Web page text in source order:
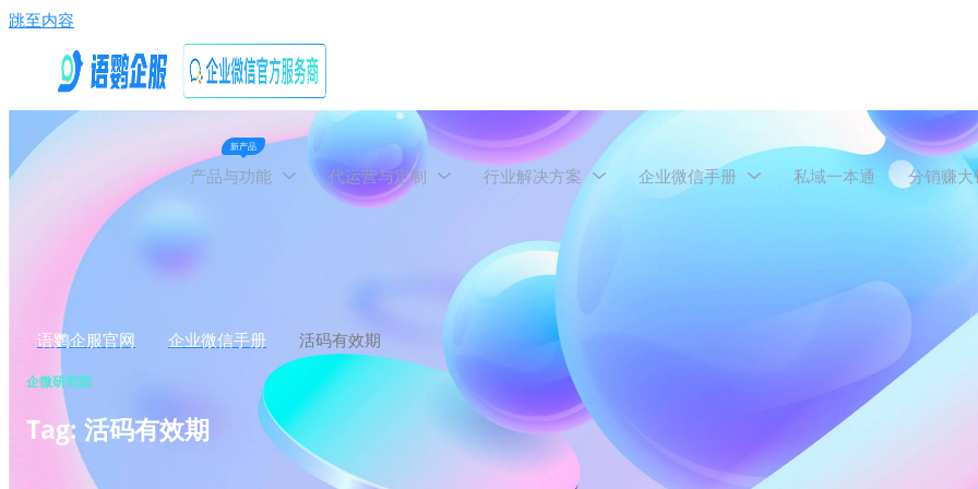
跳至内容
新产品
产品与功能 代运营与定制 行业解决方案 企业微信手册 私域一本通 分销赚大
语鹦企服官网 企业微信手册 活码有效期
企微研究院
Tag: 活码有效期